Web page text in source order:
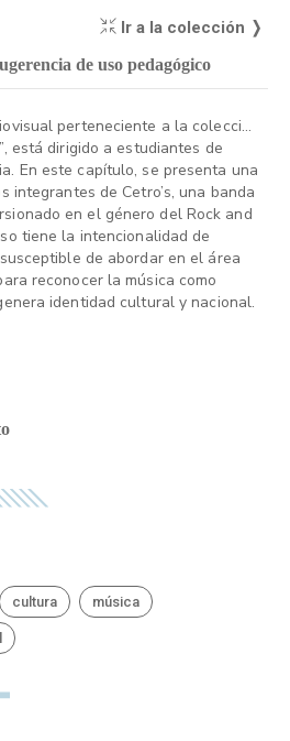
Ir a la colección ❭
de uso pedagógico
perteneciente a la colección
está dirigido a estudiantes de
En este capítulo, se presenta una
integrantes de Cetro’s, una banda
en el género del Rock and
tiene la intencionalidad de
de abordar en el área
reconocer la música como
identidad cultural y nacional.
cultura música